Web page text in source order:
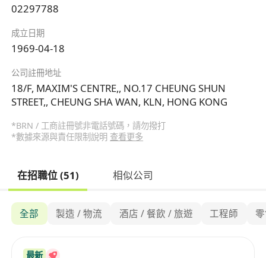
02297788
成立日期
1969-04-18
公司註冊地址
18/F, MAXIM'S CENTRE,, NO.17 CHEUNG SHUN
STREET,, CHEUNG SHA WAN, KLN, HONG KONG
*BRN / 工商註冊號非電話號碼，請勿撥打
*數據來源與責任限制說明 查看更多
在招職位 (51) 相似公司
全部 製造 / 物流 酒店 / 餐飲 / 旅遊 工程師
最新